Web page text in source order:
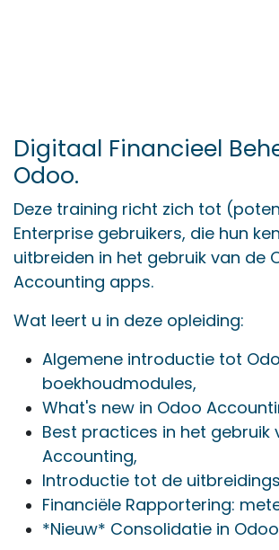
Digitaal Financieel
Odoo.
Deze training richt zich tot
Enterprise gebruikers, die hun
uitbreiden in het gebruik van de
Accounting apps.
Wat leert u in deze opleiding:
Algemene introductie tot
boekhoudmodules,
What's new in Odoo
Best practices in het gebruik
Accounting,
Introductie tot de
Financiële Rapportering:
*Nieuw* Consolidatie in Odoo